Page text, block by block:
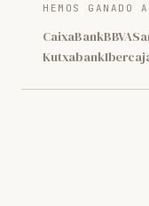
HEMOS GANADO A
CaixaBankBBVA
Kutxabank